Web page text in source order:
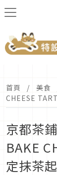
首頁 美食
CHEESE
京都茶
BAKE
定抹茶